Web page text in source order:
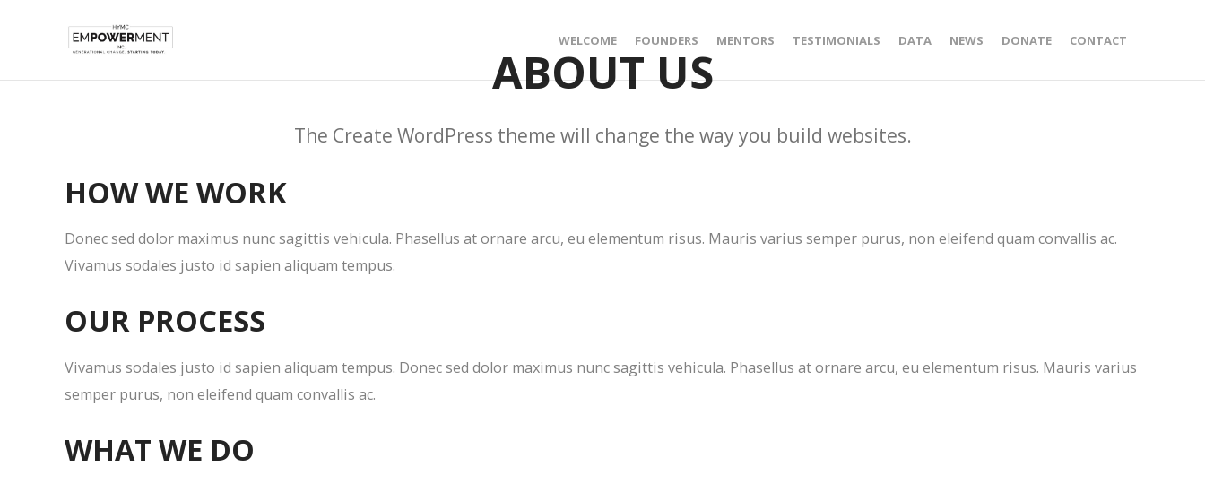
WELCOME FOUNDERS MENTORS TESTIMONIALS DATA NEWS DONATE CONTACT
ABOUT US
The Create WordPress theme will change the way you build websites.
HOW WE WORK
Donec sed dolor maximus nunc sagittis vehicula. Phasellus at ornare arcu, eu elementum risus. Mauris varius semper purus, non eleifend quam convallis ac.
Vivamus sodales justo id sapien aliquam tempus.
OUR PROCESS
Vivamus sodales justo id sapien aliquam tempus. Donec sed dolor maximus nunc sagittis vehicula. Phasellus at ornare arcu, eu elementum risus. Mauris varius
semper purus, non eleifend quam convallis ac.
WHAT WE DO